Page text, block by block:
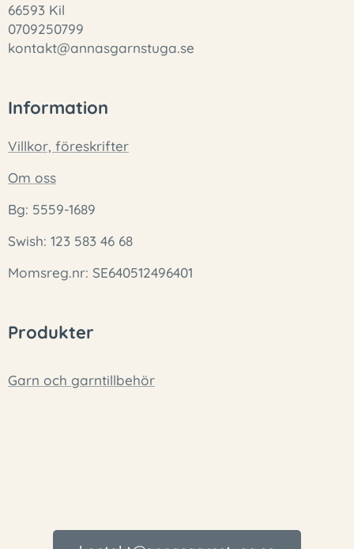
66593 Kil
0709250799
kontakt@annasgarnstuga.se
Information
Villkor, föreskrifter
Om oss
Bg: 5559-1689
Swish: 123 583 46 68
Momsreg.nr: SE640512496401
Produkter
Garn och garntillbehör